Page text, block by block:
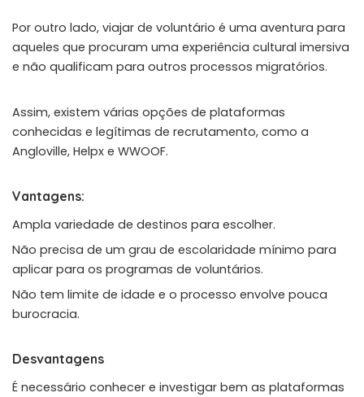
Por outro lado, viajar de voluntário é uma aventura para
aqueles que procuram uma experiência cultural imersiva
e não qualificam para outros processos migratórios.
Assim, existem várias opções de plataformas
conhecidas e legítimas de recrutamento, como a
Angloville, Helpx e WWOOF.
Vantagens:
Ampla variedade de destinos para escolher.
Não precisa de um grau de escolaridade mínimo para
aplicar para os programas de voluntários.
Não tem limite de idade e o processo envolve pouca
burocracia.
Desvantagens
É necessário conhecer e investigar bem as plataformas